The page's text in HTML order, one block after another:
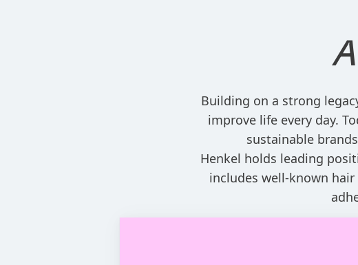
Building on a strong
improve life every day.
sustainable
Henkel holds leading
includes well-known